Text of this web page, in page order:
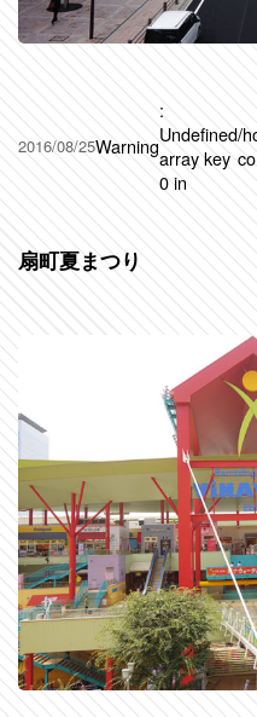
2016/08/25Warning
:
Undefined
array key
0 in
/
扇町夏まつり